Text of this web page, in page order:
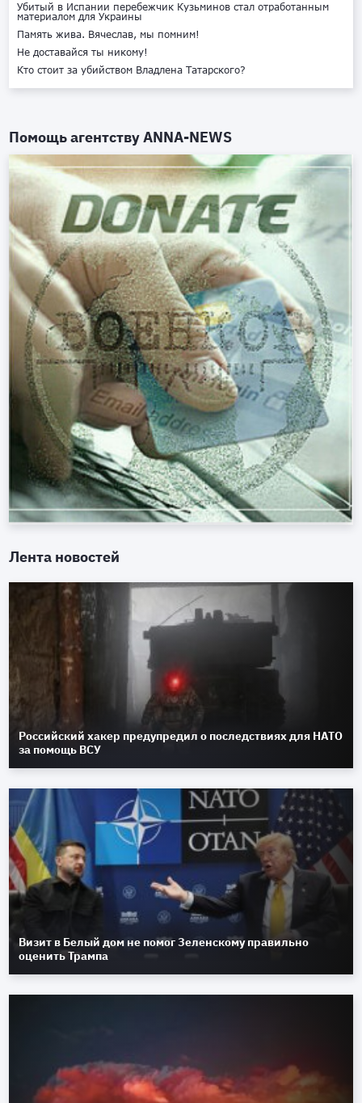
Убитый в Испании перебежчик Кузьминов стал отработанным
материалом для Украины
Память жива. Вячеслав, мы помним!
Не доставайся ты никому!
Кто стоит за убийством Владлена Татарского?
Помощь агентствуANNA-NEWS
Лента новостей
Российский хакер предупредил о последствиях для НАТО
за помощь ВСУ
Визит в Белый дом не помог Зеленскому правильно
оценить Трампа